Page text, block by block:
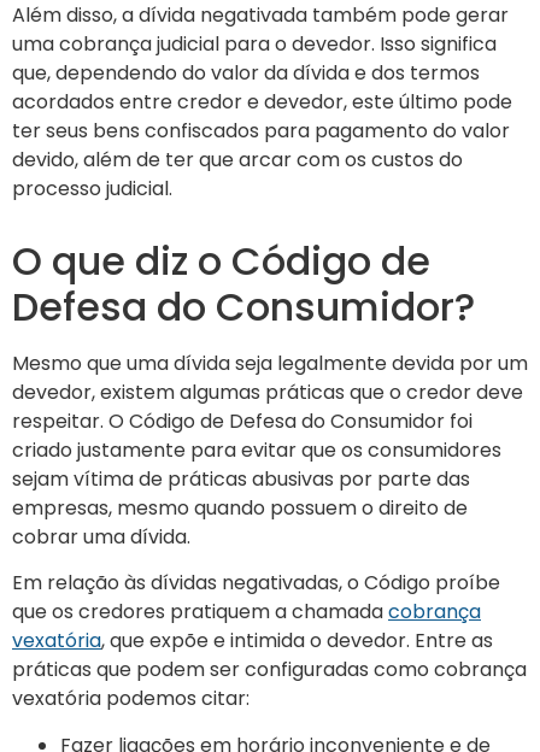
Além disso, a dívida negativada também pode gerar
uma cobrança judicial para o devedor. Isso significa
que, dependendo do valor da dívida e dos termos
acordados entre credor e devedor, este último pode
ter seus bens confiscados para pagamento do valor
devido, além de ter que arcar com os custos do
processo judicial.
O que diz o Código de
Defesa do Consumidor?
Mesmo que uma dívida seja legalmente devida por um
devedor, existem algumas práticas que o credor deve
respeitar. O Código de Defesa do Consumidor foi
criado justamente para evitar que os consumidores
sejam vítima de práticas abusivas por parte das
empresas, mesmo quando possuem o direito de
cobrar uma dívida.
Em relação às dívidas negativadas, o Código proíbe
que os credores pratiquem a chamadacobrança
vexatória, que expõe e intimida o devedor. Entre as
práticas que podem ser configuradas como cobrança
vexatória podemos citar:
Fazer ligações em horário inconveniente e de